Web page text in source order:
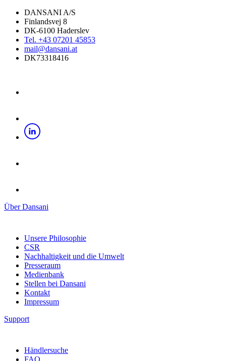
DANSANI A/S
Finlandsvej 8
DK-6100 Haderslev
Tel. +43 07201 45853
mail@dansani.at
DK73318416
Über Dansani
Unsere Philosophie
CSR
Nachhaltigkeit und die Umwelt
Presseraum
Medienbank
Stellen bei Dansani
Kontakt
Impressum
Support
Händlersuche
FAQ